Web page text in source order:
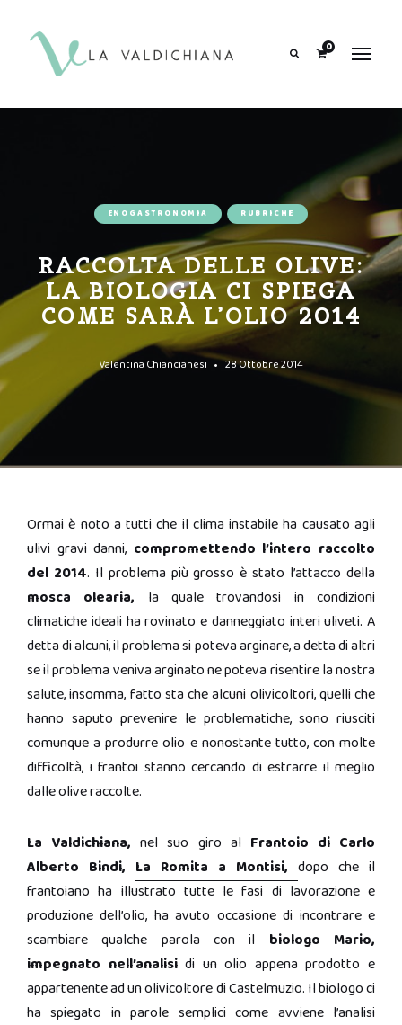
0
ENOGASTRONOMIA RUBRICHE
RACCOLTA DELLE OLIVE:
LA BIOLOGIA CI SPIEGA
COME SARÀ L’OLIO 2014
Valentina Chiancianesi 28 Ottobre 2014
Ormai è noto a tutti che il clima instabile ha causato agli
ulivi gravi danni, compromettendo l’intero raccolto
del 2014. Il problema più grosso è stato l’attacco della
mosca olearia, la quale trovandosi in condizioni
climatiche ideali ha rovinato e danneggiato interi uliveti. A
detta di alcuni, il problema si poteva arginare, a detta di altri
se il problema veniva arginato ne poteva risentire la nostra
salute, insomma, fatto sta che alcuni olivicoltori, quelli che
hanno saputo prevenire le problematiche, sono riusciti
comunque a produrre olio e nonostante tutto, con molte
difficoltà, i frantoi stanno cercando di estrarre il meglio
dalle olive raccolte.
La Valdichiana, nel suo giro al Frantoio di Carlo
Alberto Bindi, La Romita a Montisi, dopo che il
frantoiano ha illustrato tutte le fasi di lavorazione e
produzione dell’olio, ha avuto occasione di incontrare e
scambiare qualche parola con il biologo Mario,
impegnato nell’analisidi un olio appena prodotto e
appartenente ad un olivicoltore di Castelmuzio. Il biologo ci
ha spiegato in parole semplici come avviene l’analisi